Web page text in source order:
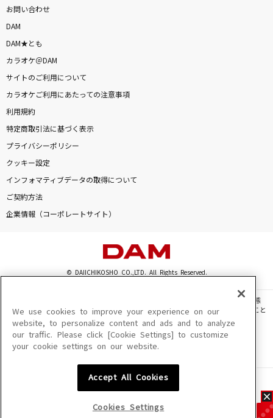
お問い合わせ
DAM
DAM★とも
カラオケ＠DAM
サイトのご利用について
カラオケご利用にあたっての注意事項
利用規約
特定商取引法に基づく表示
プライバシーポリシー
クッキー設定
インフォマティブデータの取得について
ご契約方法
企業情報（コーポレートサイト）
© DAIICHIKOSHO CO.,LTD. All Rights Reserved.
このサイトに掲載されている一切の文章・画像・写真・動画・音声等を、手段や形態
を問わず、著作権法の定める範囲を超えて無断で複製、転載、ファイル化などすること
を禁じます。
楽曲及びコンテンツは、機種によりご利用いただけない場合があります。
楽曲及びコンテンツの配信日、配信内容が変更になる場合があります。
We use cookies to improve your experience on our
website, to personalize content and ads and to analyze
our traffic. Please click [Cookie Settings] to customize
your cookie settings on our website.
Accept All Cookies
Cookies Settings